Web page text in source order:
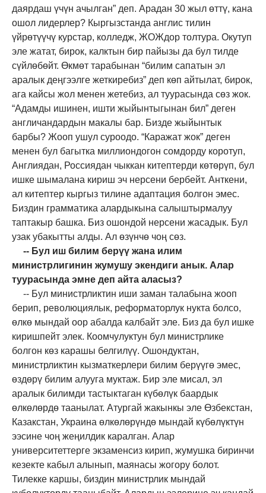
даярдаш үчүн ачылган” деп. Арадан 30 жыл өттү, кана
ошол лидерлер? Кыргызстанда англис тилин
үйрөтүүчү курстар, колледж, ЖОЖдор толтура. Окутуп
эле жатат, бирок, калктын бир пайызы да бул тилде
сүйлөбөйт. Өкмөт тарабынан “билим сапатын эл
аралык деңгээлге жеткиребиз” деп көп айтылат, бирок,
ага кайсы жол менен жетебиз, ал туурасында сөз жок.
“Адамды ишинен, ишти жыйынтыгынан бил” деген
англичандардын макалы бар. Бизде жыйынтык
барбы? Жооп ушул суроодо. “Каражат жок” деген
менен бул багытка миллиондогон сомдорду коротуп,
Англиядан, Россиядан чыккан китептерди көтөрүп, бул
ишке шымалана кириш эч нерсени бербейт. Анткени,
ал китептер кыргыз тилине адаптация болгон эмес.
Биздин грамматика алардыкына салыштырмалуу
таптакыр башка. Биз ошондой нерсени жасадык. Бул
узак убакытты алды. Ал өзүнчө чоң сөз.
-- Бул иш билим берүү жана илим
министрлигинин жумушу экендиги анык. Алар
туурасында эмне деп айта аласыз?
-- Бул министрликтин иши заман талабына жооп
берип, революциялык, реформаторлук нукта болсо,
өлкө мындай оор абалда калбайт эле. Биз да бул ишке
киришпейт элек. Коомчулуктун бул министрлике
болгон көз карашы белгилүү. Ошондуктан,
министрликтин кызматкерлери билим берүүгө эмес,
өздөрү билим алууга муктаж. Бир эле мисал, эл
аралык билимди тастыктаган күбөлүк баардык
өлкөлөрдө таанылат. Атургай жакынкы эле Өзбекстан,
Казакстан, Украина өлкөлөрүндө мындай күбөлүктүн
ээсине чоң жеңилдик каралган. Алар
университеттерге экзаменсиз кирип, жумушка биринчи
кезекте кабыл алынып, маянасы жогору болот.
Тилекке каршы, биздин министрлик мындай